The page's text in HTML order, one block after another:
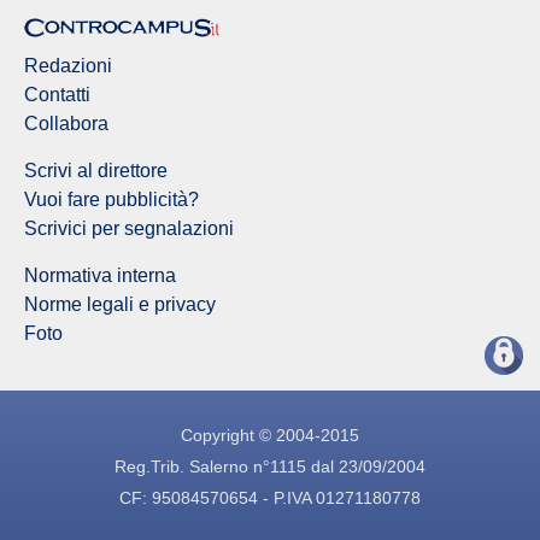
Redazioni
Contatti
Collabora
Scrivi al direttore
Vuoi fare pubblicità?
Scrivici per segnalazioni
Normativa interna
Norme legali e privacy
Foto
Copyright © 2004-2015
Reg.Trib. Salerno n°1115 dal 23/09/2004
CF: 95084570654 - P.IVA 01271180778